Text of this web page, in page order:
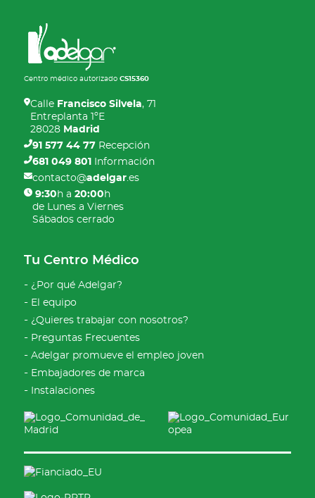
Centro médico autorizadoCS15360
Calle Francisco Silvela, 71
Entreplanta 1ºE
28028 Madrid
91 577 44 77 Recepción
681 049 801
Información
contacto@adelgar .es
9:30 h a20:00 h
de Lunes a Viernes
Sábados cerrado
Tu Centro Médico
¿Por qué Adelgar?
El equipo
¿Quieres trabajar con nosotros?
Preguntas Frecuentes
Adelgar promueve el empleo joven
Embajadores de marca
Instalaciones